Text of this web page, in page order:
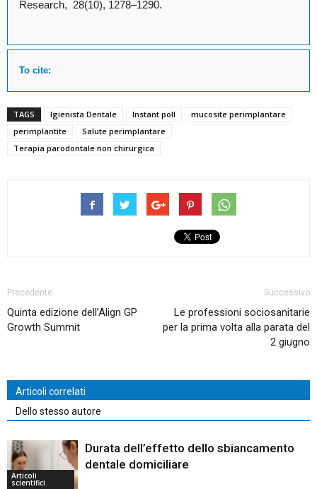
Research, 28(10), 1278–1290.
To cite:
TAGS Igienista Dentale Instant poll
mucosite perimplantare
perimplantite
Salute perimplantare
Terapia parodontale non chirurgica
Precedente
Quinta edizione dell’Align GP
Growth Summit
Successivo
Le professioni sociosanitarie
per la prima volta alla parata del
2 giugno
Articoli correlati
Dello stesso autore
Articoli
scientifici
Durata dell’effetto dello sbiancamento
dentale domiciliare